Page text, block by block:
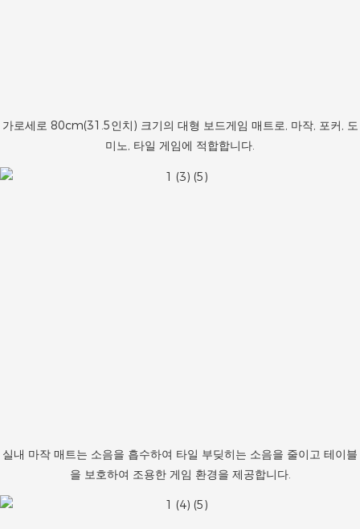
가로세로 80cm(31.5인치) 크기의 대형 보드게임 매트로, 마작, 포커, 도
미노, 타일 게임에 적합합니다.
실내 마작 매트는 소음을 흡수하여 타일 부딪히는 소음을 줄이고 테이블
을 보호하여 조용한 게임 환경을 제공합니다.